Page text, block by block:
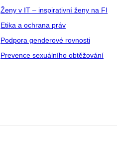
Ženy v IT – inspirativní ženy na FI
Etika a ochrana práv
Podpora genderové rovnosti
Prevence sexuálního obtěžování